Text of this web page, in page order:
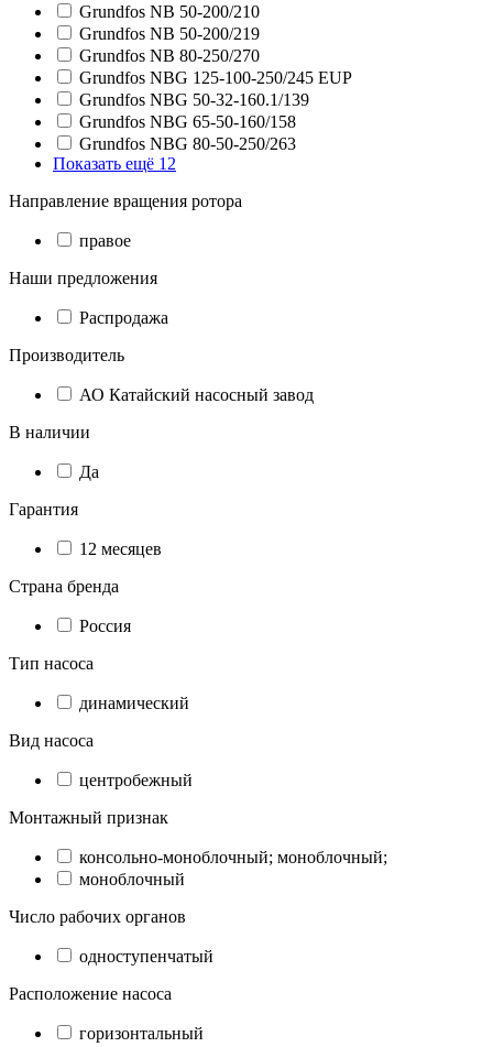
Grundfos NB 50-200/210
Grundfos NB 50-200/219
Grundfos NB 80-250/270
Grundfos NBG 125-100-250/245 EUP
Grundfos NBG 50-32-160.1/139
Grundfos NBG 65-50-160/158
Grundfos NBG 80-50-250/263
Показать ещё 12
Направление вращения ротора
правое
Наши предложения
Распродажа
Производитель
АО Катайский насосный завод
В наличии
Да
Гарантия
12 месяцев
Страна бренда
Россия
Тип насоса
динамический
Вид насоса
центробежный
Монтажный признак
консольно-моноблочный; моноблочный;
моноблочный
Число рабочих органов
одноступенчатый
Расположение насоса
горизонтальный